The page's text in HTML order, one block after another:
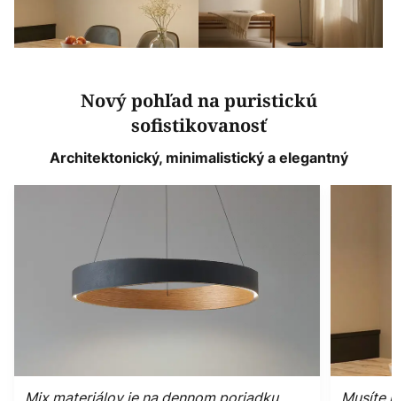
Nový pohľad na puristickú
sofistikovanosť
Architektonický, minimalistický a elegantný
Mix materiálov je na dennom poriadku Musíte